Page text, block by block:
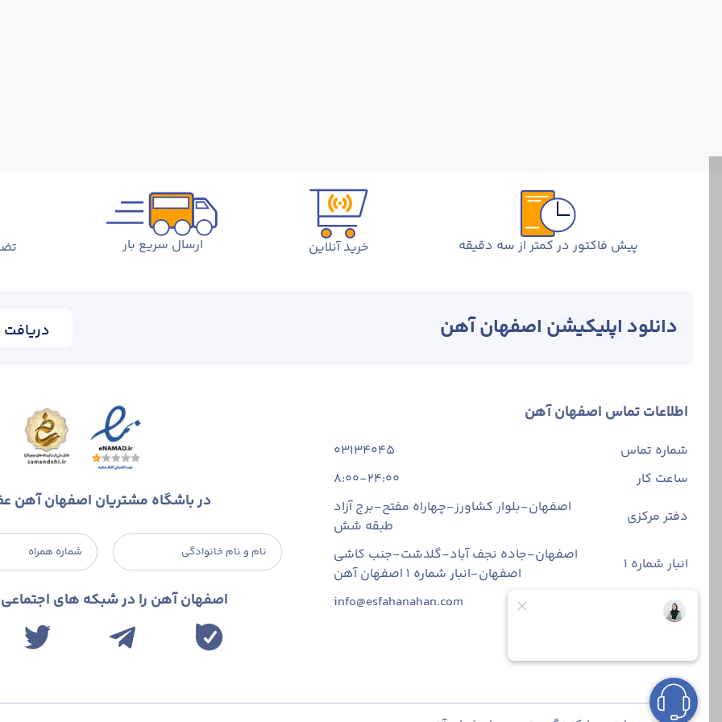
پیش فاکتور در کمتر از سه دقیقه خرید آنلاین ارسال سریع بار
دانلود اپلیکیشن اصفهان آهن دریافت
اطلاعات تماس اصفهان آهن
شماره تماس
03134045
ساعت کار
8:00-24:00
دفتر مرکزی
اصفهان-بلوار کشاورز-چهاراه مفتح-برج آزاد
طبقه شش
انبار شماره 1
اصفهان-جاده نجف آباد-گلدشت-جنب کاشی
اصفهان-انبار شماره ۱ اصفهان آهن
ایمیل
info@esfahanahan.com
در باشگاه مشتریان اصفهان آهن
نام و نام خانوادگی شماره همراه
اصفهان آهن را در شبکه های اجتماعی